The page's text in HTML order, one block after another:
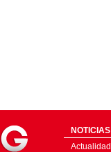
NOTICIAS
Actualidad